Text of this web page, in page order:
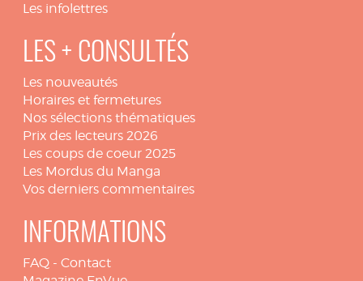
Les infolettres
LES + CONSULTÉS
Les nouveautés
Horaires et fermetures
Nos sélections thématiques
Prix des lecteurs 2026
Les coups de coeur 2025
Les Mordus du Manga
Vos derniers commentaires
INFORMATIONS
FAQ - Contact